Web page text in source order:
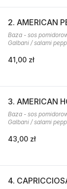
2. AMERICAN
Baza - sos
Galbani / salami
41,00 zł
3. AMERICAN
Baza - sos
Galbani / salami
43,00 zł
4.